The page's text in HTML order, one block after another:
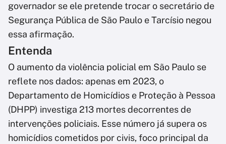
governador se ele pretende trocar o secretário de
Segurança Pública de São Paulo e Tarcísio negou
essa afirmação.
Entenda
O aumento da violência policial em São Paulo se
reflete nos dados: apenas em 2023, o
Departamento de Homicídios e Proteção à Pessoa
(DHPP) investiga 213 mortes decorrentes de
intervenções policiais. Esse número já supera os
homicídios cometidos por civis, foco principal da